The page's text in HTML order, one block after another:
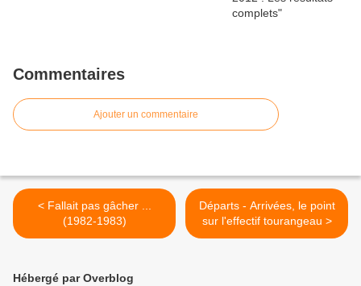
Commentaires
Ajouter un commentaire
< Fallait pas gâcher ...
(1982-1983)
Départs - Arrivées, le point
sur l'effectif tourangeau >
Hébergé par Overblog